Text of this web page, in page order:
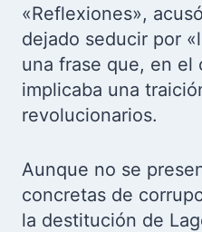
«Reflexiones»,
dejado seducir por
una frase que, en el
implicaba una
revolucionarios.
Aunque no se
concretas de
la destitución de